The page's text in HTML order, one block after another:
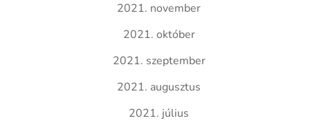
2021. november
2021. október
2021. szeptember
2021. augusztus
2021. július